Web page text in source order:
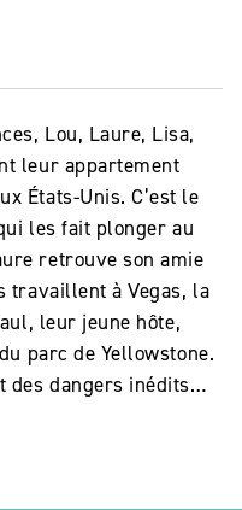
Lou, Laure, Lisa,
leur appartement
États-Unis. C’est le
les fait plonger au
retrouve son amie
travaillent à Vegas, la
leur jeune hôte,
parc de Yellowstone.
des dangers inédits…